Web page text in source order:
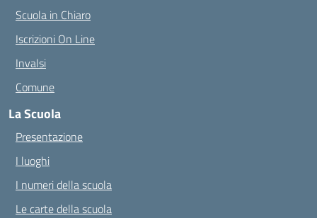
Scuola in Chiaro
Iscrizioni On Line
Invalsi
Comune
La Scuola
Presentazione
I luoghi
I numeri della scuola
Le carte della scuola